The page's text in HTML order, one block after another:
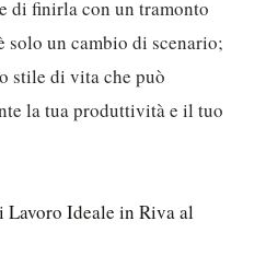
di finirla con un tramonto
solo un cambio di scenario;
stile di vita che può
la tua produttività e il tuo
Lavoro Ideale in Riva al